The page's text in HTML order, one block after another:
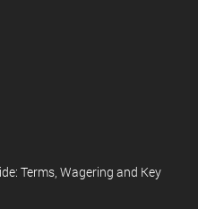
Terms, Wagering and Key